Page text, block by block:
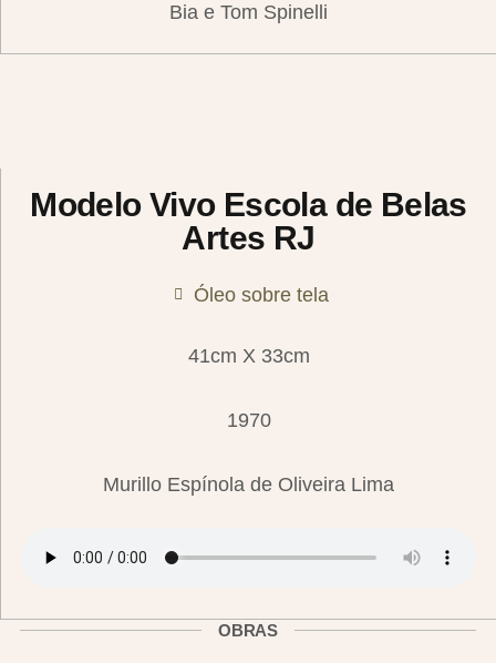
Bia e Tom Spinelli
Modelo Vivo Escola de Belas
Artes RJ
Óleo sobre tela
41cm X 33cm
1970
Murillo Espínola de Oliveira Lima
OBRAS